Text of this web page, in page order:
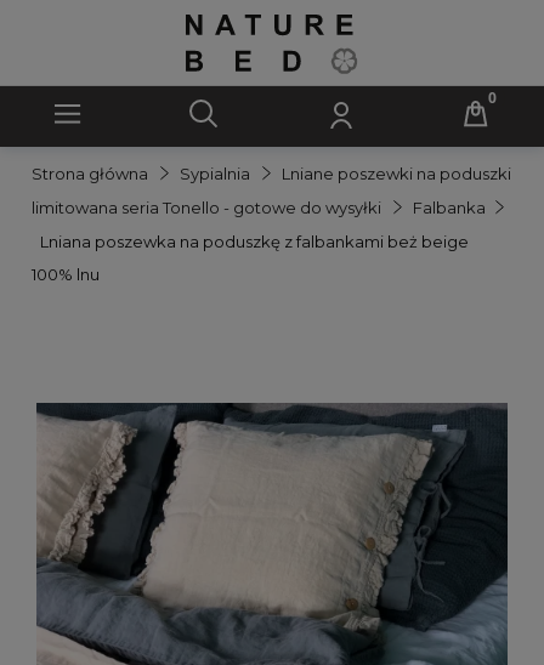
Strona główna Sypialnia
Lniane poszewki na poduszki
limitowana seria Tonello - gotowe do wysyłki
Falbanka
Lniana poszewka na poduszkę z falbankami beż beige
100% lnu